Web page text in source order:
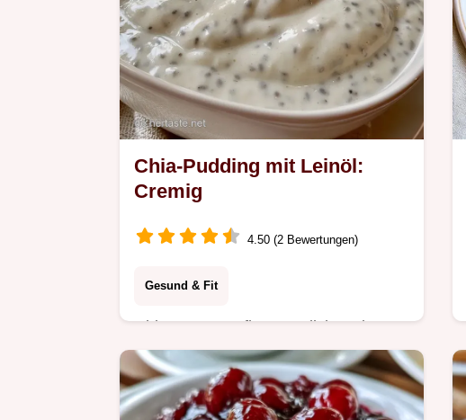
Chia-Pudding mit Leinöl:
Cremig
4.50 (2 Bewertungen)
Gesund & Fit
Chia-Samen, Pflanzenmilch und
Leinöl ergeben diesen Chia-Pudding
mit Leinöl. Der Artikel erklärt, warum
diese Mischung funktioniert, in 4